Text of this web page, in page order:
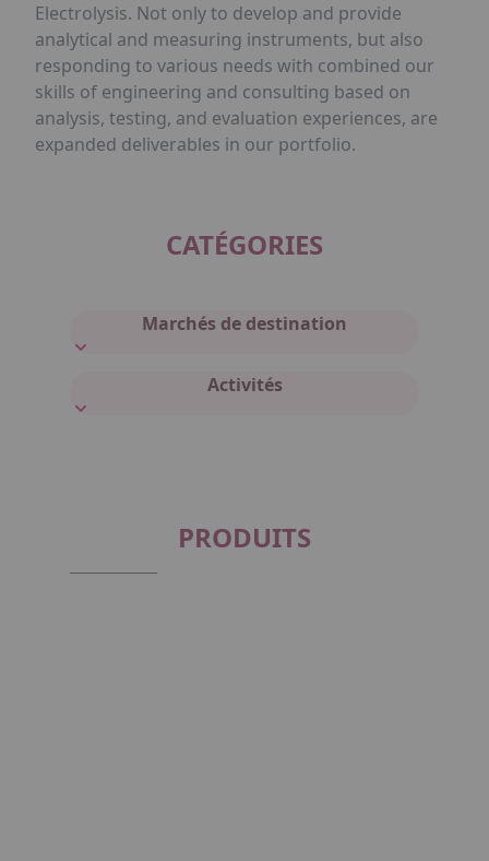
Electrolysis. Not only to develop and provide
analytical and measuring instruments, but also
responding to various needs with combined our
skills of engineering and consulting based on
analysis, testing, and evaluation experiences, are
expanded deliverables in our portfolio.
CATÉGORIES
Marchés de destination
Activités
PRODUITS